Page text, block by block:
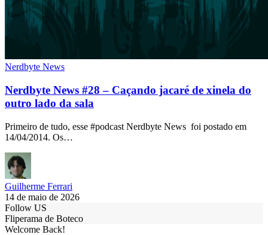
Nerdbyte News
Nerdbyte News #28 – Caçando jacaré de xinela do
outro lado da sala
Primeiro de tudo, esse #podcast Nerdbyte News foi postado em
14/04/2014. Os…
Guilherme Ferrari
14 de maio de 2026
Follow US
Fliperama de Boteco
Welcome Back!